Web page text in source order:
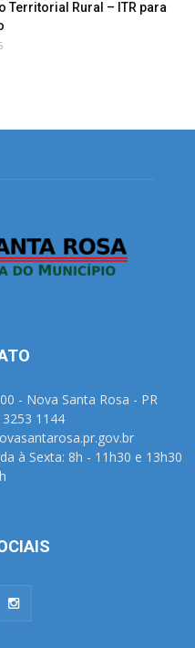
Territorial Rural – ITR para
- Nova Santa Rosa - PR
1144
à Sexta: 8h - 11h30 e 13h30